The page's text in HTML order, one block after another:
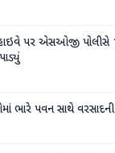
પર એસઓજી પોલીસે
ભારે પવન સાથે